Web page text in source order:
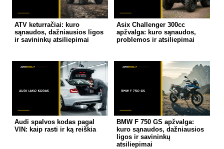
ATV keturračiai: kuro
sąnaudos, dažniausios ligos
ir savininkų atsiliepimai
Asix Challenger 300cc
apžvalga: kuro sąnaudos,
problemos ir atsiliepimai
Audi spalvos kodas pagal
VIN: kaip rasti ir ką reiškia
BMW F 750 GS apžvalga:
kuro sąnaudos, dažniausios
ligos ir savininkų
atsiliepimai